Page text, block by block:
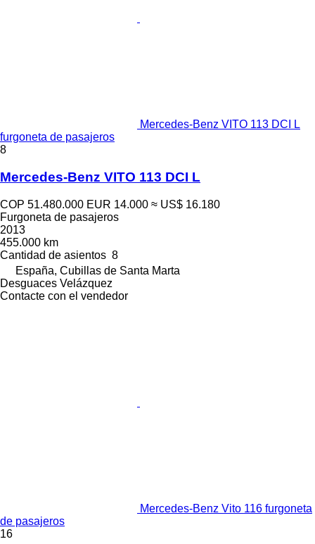
Mercedes-Benz VITO 113 DCI L
furgoneta de pasajeros
8
Mercedes-Benz VITO 113 DCI L
COP 51.480.000 EUR 14.000 ≈ US$ 16.180
Furgoneta de pasajeros
2013
455.000 km
Cantidad de asientos 8
España, Cubillas de Santa Marta
Desguaces Velázquez
Contacte con el vendedor
Mercedes-Benz Vito 116 furgoneta
de pasajeros
16